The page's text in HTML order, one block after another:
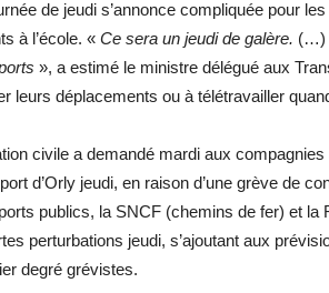
de jeudi s’annonce compliquée pour
à l’école. « Ce sera un jeudi de galère. (…)
», a estimé le ministre délégué aux
leurs déplacements ou à télétravailler
civile a demandé mardi aux
d’Orly jeudi, en raison d’une grève de
publics, la SNCF (chemins de fer) et
perturbations jeudi, s’ajoutant aux
degré grévistes.